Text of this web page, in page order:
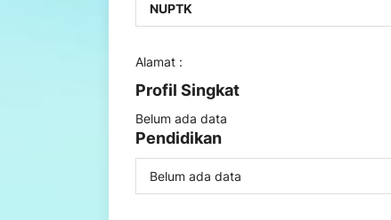
NUPTK
Alamat :
Profil Singkat
Belum ada data
Pendidikan
Belum ada data